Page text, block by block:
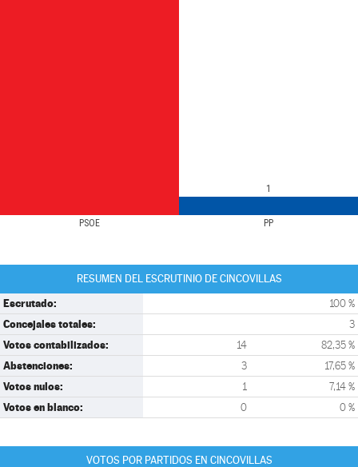
PSOE PP
1
RESUMEN DEL ESCRUTINIO DE CINCOVILLAS
Escrutado: 100 %
Concejales totales: 3
Votos contabilizados: 14 82,35 %
Abstenciones: 3 17,65 %
Votos nulos: 1 7,14 %
Votos en blanco: 0 0 %
VOTOS POR PARTIDOS EN CINCOVILLAS